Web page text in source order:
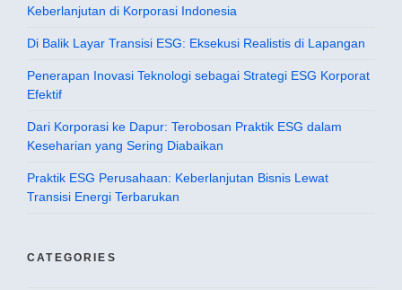
Keberlanjutan di Korporasi Indonesia
Di Balik Layar Transisi ESG: Eksekusi Realistis di Lapangan
Penerapan Inovasi Teknologi sebagai Strategi ESG Korporat
Efektif
Dari Korporasi ke Dapur: Terobosan Praktik ESG dalam
Keseharian yang Sering Diabaikan
Praktik ESG Perusahaan: Keberlanjutan Bisnis Lewat
Transisi Energi Terbarukan
CATEGORIES